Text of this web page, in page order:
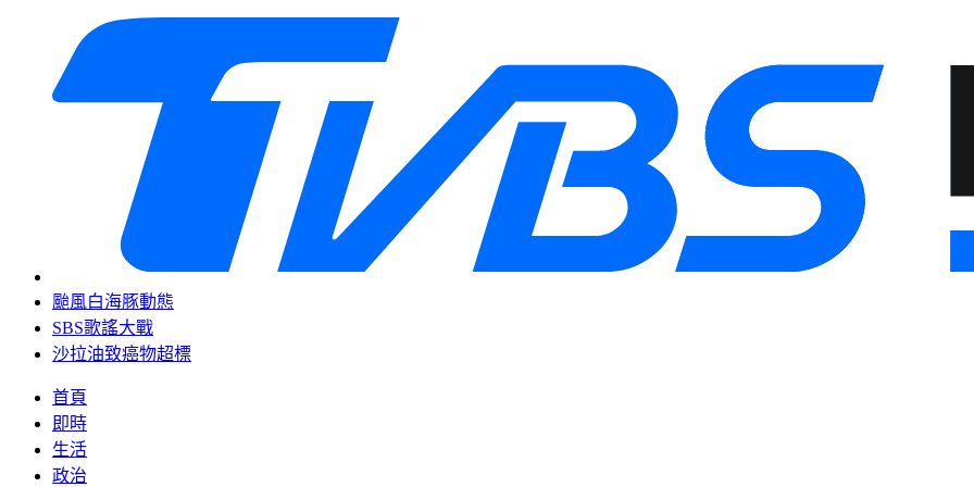
颱風白海豚動態
SBS歌謠大戰
沙拉油致癌物超標
首頁
即時
生活
政治